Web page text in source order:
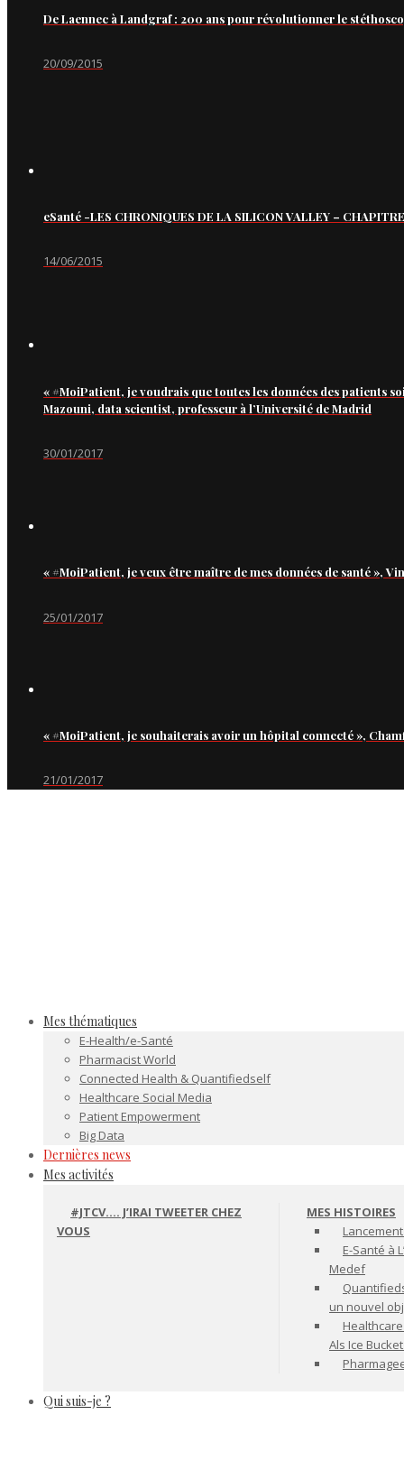
De Laennec à Landgraf : 200 ans pour révolutionner le
20/09/2015
eSanté -LES CHRONIQUES DE LA SILICON VALLEY –
14/06/2015
« #MoiPatient, je voudrais que toutes les données des patients
Mazouni, data scientist, professeur à l’Université de Madrid
30/01/2017
« #MoiPatient, je veux être maître de mes données de santé »,
25/01/2017
« #MoiPatient, je souhaiterais avoir un hôpital connecté »,
21/01/2017
Mes thématiques
E-Health/e-Santé
Pharmacist World
Connected Health & Quantifiedself
Healthcare Social Media
Patient Empowerment
Big Data
Dernières news
Mes activités
#JTCV…. J’IRAI TWEETER CHEZ
VOUS
MES HISTOIRES
E-Santé à
Medef
un nouvel
Als Ice
Qui suis-je ?